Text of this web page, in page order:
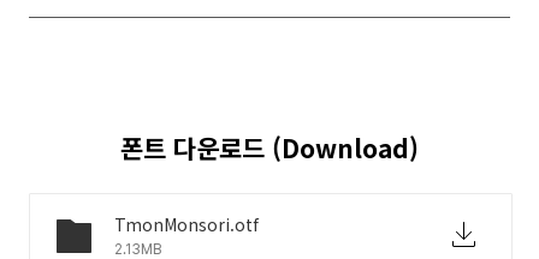
폰트 다운로드 (Download)
TmonMonsori.otf
2.13MB